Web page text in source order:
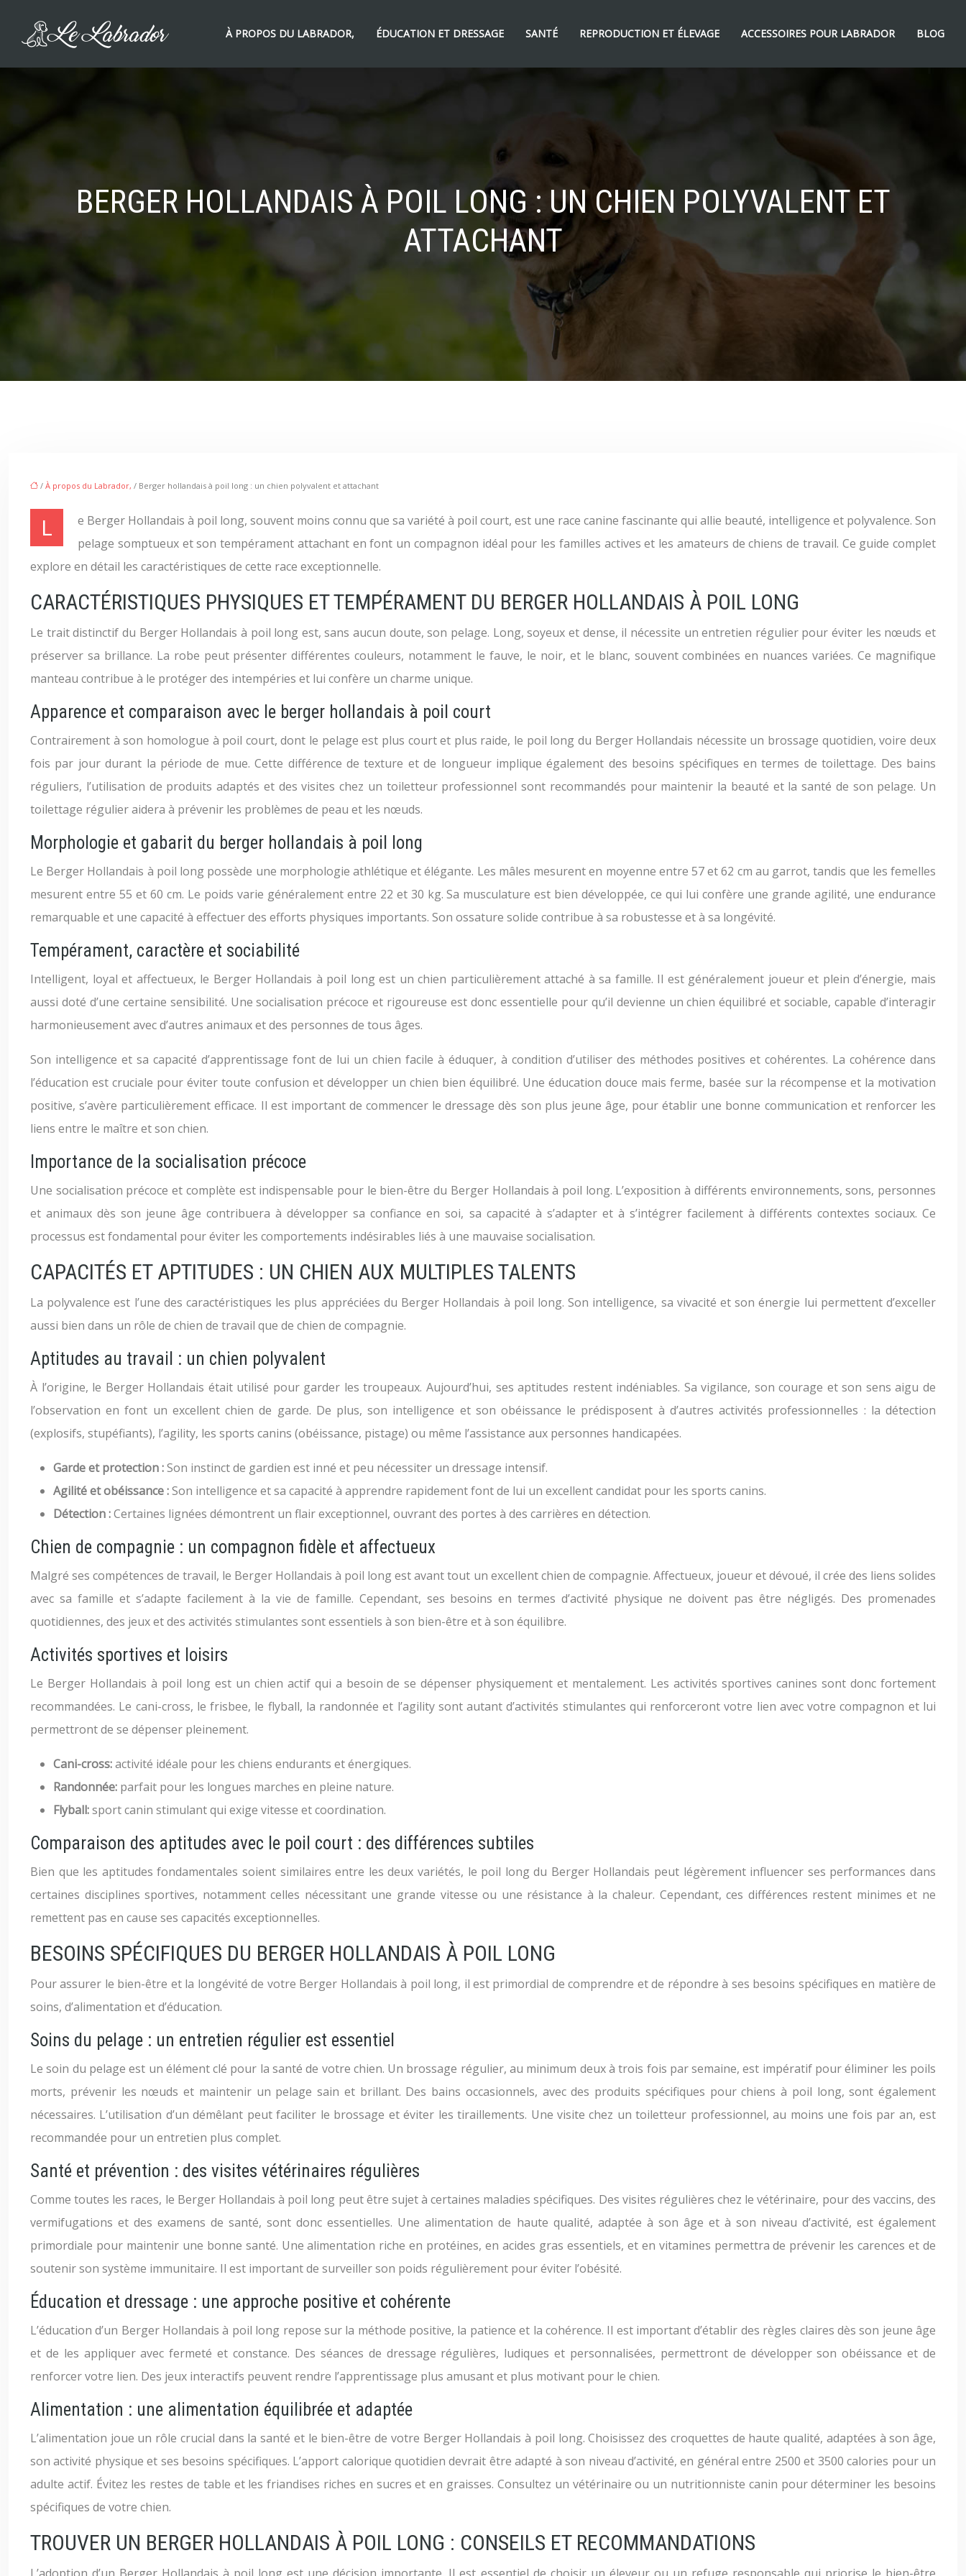
À PROPOS DU LABRADOR, ÉDUCATION ET DRESSAGE SANTÉ REPRODUCTION ET ÉLEVAGE ACCESSOIRES POUR LABRADOR BLOG
BERGER HOLLANDAIS À POIL LONG : UN CHIEN POLYVALENT ET
ATTACHANT
/ À propos du Labrador, / Berger hollandais à poil long : un chien polyvalent et attachant
Le Berger Hollandais à poil long, souvent moins connu que sa variété à poil court, est une race canine fascinante qui allie beauté, intelligence et polyvalence. Son
pelage somptueux et son tempérament attachant en font un compagnon idéal pour les familles actives et les amateurs de chiens de travail. Ce guide complet
explore en détail les caractéristiques de cette race exceptionnelle.
CARACTÉRISTIQUES PHYSIQUES ET TEMPÉRAMENT DU BERGER HOLLANDAIS À POIL LONG
Le trait distinctif du Berger Hollandais à poil long est, sans aucun doute, son pelage. Long, soyeux et dense, il nécessite un entretien régulier pour éviter les nœuds et
préserver sa brillance. La robe peut présenter différentes couleurs, notamment le fauve, le noir, et le blanc, souvent combinées en nuances variées. Ce magnifique
manteau contribue à le protéger des intempéries et lui confère un charme unique.
Apparence et comparaison avec le berger hollandais à poil court
Contrairement à son homologue à poil court, dont le pelage est plus court et plus raide, le poil long du Berger Hollandais nécessite un brossage quotidien, voire deux
fois par jour durant la période de mue. Cette différence de texture et de longueur implique également des besoins spécifiques en termes de toilettage. Des bains
réguliers, l’utilisation de produits adaptés et des visites chez un toiletteur professionnel sont recommandés pour maintenir la beauté et la santé de son pelage. Un
toilettage régulier aidera à prévenir les problèmes de peau et les nœuds.
Morphologie et gabarit du berger hollandais à poil long
Le Berger Hollandais à poil long possède une morphologie athlétique et élégante. Les mâles mesurent en moyenne entre 57 et 62 cm au garrot, tandis que les femelles
mesurent entre 55 et 60 cm. Le poids varie généralement entre 22 et 30 kg. Sa musculature est bien développée, ce qui lui confère une grande agilité, une endurance
remarquable et une capacité à effectuer des efforts physiques importants. Son ossature solide contribue à sa robustesse et à sa longévité.
Tempérament, caractère et sociabilité
Intelligent, loyal et affectueux, le Berger Hollandais à poil long est un chien particulièrement attaché à sa famille. Il est généralement joueur et plein d’énergie, mais
aussi doté d’une certaine sensibilité. Une socialisation précoce et rigoureuse est donc essentielle pour qu’il devienne un chien équilibré et sociable, capable d’interagir
harmonieusement avec d’autres animaux et des personnes de tous âges.
Son intelligence et sa capacité d’apprentissage font de lui un chien facile à éduquer, à condition d’utiliser des méthodes positives et cohérentes. La cohérence dans
l’éducation est cruciale pour éviter toute confusion et développer un chien bien équilibré. Une éducation douce mais ferme, basée sur la récompense et la motivation
positive, s’avère particulièrement efficace. Il est important de commencer le dressage dès son plus jeune âge, pour établir une bonne communication et renforcer les
liens entre le maître et son chien.
Importance de la socialisation précoce
Une socialisation précoce et complète est indispensable pour le bien-être du Berger Hollandais à poil long. L’exposition à différents environnements, sons, personnes
et animaux dès son jeune âge contribuera à développer sa confiance en soi, sa capacité à s’adapter et à s’intégrer facilement à différents contextes sociaux. Ce
processus est fondamental pour éviter les comportements indésirables liés à une mauvaise socialisation.
CAPACITÉS ET APTITUDES : UN CHIEN AUX MULTIPLES TALENTS
La polyvalence est l’une des caractéristiques les plus appréciées du Berger Hollandais à poil long. Son intelligence, sa vivacité et son énergie lui permettent d’exceller
aussi bien dans un rôle de chien de travail que de chien de compagnie.
Aptitudes au travail : un chien polyvalent
À l’origine, le Berger Hollandais était utilisé pour garder les troupeaux. Aujourd’hui, ses aptitudes restent indéniables. Sa vigilance, son courage et son sens aigu de
l’observation en font un excellent chien de garde. De plus, son intelligence et son obéissance le prédisposent à d’autres activités professionnelles : la détection
(explosifs, stupéfiants), l’agility, les sports canins (obéissance, pistage) ou même l’assistance aux personnes handicapées.
Garde et protection :Son instinct de gardien est inné et peu nécessiter un dressage intensif.
Agilité et obéissance :Son intelligence et sa capacité à apprendre rapidement font de lui un excellent candidat pour les sports canins.
Détection :Certaines lignées démontrent un flair exceptionnel, ouvrant des portes à des carrières en détection.
Chien de compagnie : un compagnon fidèle et affectueux
Malgré ses compétences de travail, le Berger Hollandais à poil long est avant tout un excellent chien de compagnie. Affectueux, joueur et dévoué, il crée des liens solides
avec sa famille et s’adapte facilement à la vie de famille. Cependant, ses besoins en termes d’activité physique ne doivent pas être négligés. Des promenades
quotidiennes, des jeux et des activités stimulantes sont essentiels à son bien-être et à son équilibre.
Activités sportives et loisirs
Le Berger Hollandais à poil long est un chien actif qui a besoin de se dépenser physiquement et mentalement. Les activités sportives canines sont donc fortement
recommandées. Le cani-cross, le frisbee, le flyball, la randonnée et l’agility sont autant d’activités stimulantes qui renforceront votre lien avec votre compagnon et lui
permettront de se dépenser pleinement.
Cani-cross:activité idéale pour les chiens endurants et énergiques.
Randonnée: parfait pour les longues marches en pleine nature.
Flyball:sport canin stimulant qui exige vitesse et coordination.
Comparaison des aptitudes avec le poil court : des différences subtiles
Bien que les aptitudes fondamentales soient similaires entre les deux variétés, le poil long du Berger Hollandais peut légèrement influencer ses performances dans
certaines disciplines sportives, notamment celles nécessitant une grande vitesse ou une résistance à la chaleur. Cependant, ces différences restent minimes et ne
remettent pas en cause ses capacités exceptionnelles.
BESOINS SPÉCIFIQUES DU BERGER HOLLANDAIS À POIL LONG
Pour assurer le bien-être et la longévité de votre Berger Hollandais à poil long, il est primordial de comprendre et de répondre à ses besoins spécifiques en matière de
soins, d’alimentation et d’éducation.
Soins du pelage : un entretien régulier est essentiel
Le soin du pelage est un élément clé pour la santé de votre chien. Un brossage régulier, au minimum deux à trois fois par semaine, est impératif pour éliminer les poils
morts, prévenir les nœuds et maintenir un pelage sain et brillant. Des bains occasionnels, avec des produits spécifiques pour chiens à poil long, sont également
nécessaires. L’utilisation d’un démêlant peut faciliter le brossage et éviter les tiraillements. Une visite chez un toiletteur professionnel, au moins une fois par an, est
recommandée pour un entretien plus complet.
Santé et prévention : des visites vétérinaires régulières
Comme toutes les races, le Berger Hollandais à poil long peut être sujet à certaines maladies spécifiques. Des visites régulières chez le vétérinaire, pour des vaccins, des
vermifugations et des examens de santé, sont donc essentielles. Une alimentation de haute qualité, adaptée à son âge et à son niveau d’activité, est également
primordiale pour maintenir une bonne santé. Une alimentation riche en protéines, en acides gras essentiels, et en vitamines permettra de prévenir les carences et de
soutenir son système immunitaire. Il est important de surveiller son poids régulièrement pour éviter l’obésité.
Éducation et dressage : une approche positive et cohérente
L’éducation d’un Berger Hollandais à poil long repose sur la méthode positive, la patience et la cohérence. Il est important d’établir des règles claires dès son jeune âge
et de les appliquer avec fermeté et constance. Des séances de dressage régulières, ludiques et personnalisées, permettront de développer son obéissance et de
renforcer votre lien. Des jeux interactifs peuvent rendre l’apprentissage plus amusant et plus motivant pour le chien.
Alimentation : une alimentation équilibrée et adaptée
L’alimentation joue un rôle crucial dans la santé et le bien-être de votre Berger Hollandais à poil long. Choisissez des croquettes de haute qualité, adaptées à son âge,
son activité physique et ses besoins spécifiques. L’apport calorique quotidien devrait être adapté à son niveau d’activité, en général entre 2500 et 3500 calories pour un
adulte actif. Évitez les restes de table et les friandises riches en sucres et en graisses. Consultez un vétérinaire ou un nutritionniste canin pour déterminer les besoins
spécifiques de votre chien.
TROUVER UN BERGER HOLLANDAIS À POIL LONG : CONSEILS ET RECOMMANDATIONS